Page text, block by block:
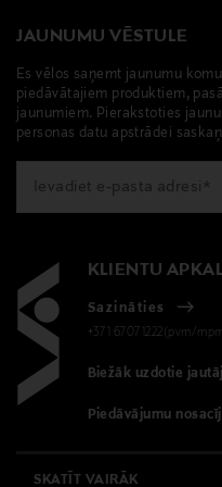
Digitālā adrese
neuvonta@loreal.com
Atslēgvārdi
smaržas,
JAUNUMU VĒSTULE
Es vēlos saņemt jaunumu
piedāvātajiem produktiem,
jaunumiem. Pierakstoties
personas datu apstrādei
KLIENTU
Sazināties
+371 67071222(pvm/
Biežāk uzdotie
Piedāvājumu
SKATĪT VAIRĀK